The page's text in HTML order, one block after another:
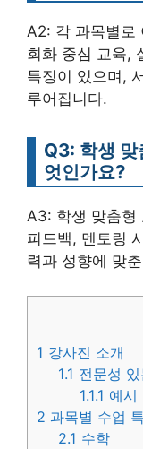
A2: 각 과목별로
회화 중심 교육,
특징이 있으며,
루어집니다.
Q3: 학생 맞
엇인가요?
A3: 학생 맞춤형
피드백, 멘토링
력과 성향에 맞
1 강사진 소개
1.1 전문성
1.1.1 예시
2 과목별 수업
2.1 수학